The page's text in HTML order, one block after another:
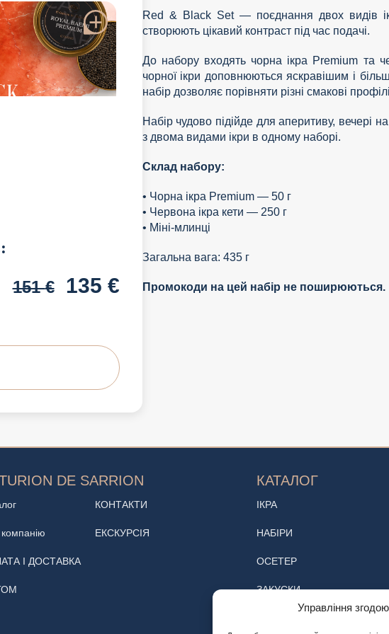
Управління
151€ 135 €
Red & Black Set — поєднання двох видів
створюють цікавий контраст під час подачі.
До набору входять чорна ікра Premium та
чорної ікри доповнюються яскравішим і
набір дозволяє порівняти різні смакові
Набір чудово підійде для аперитиву, вечері
з двома видами ікри в одному наборі.
Склад набору:
• Чорна ікра Premium — 50 г
• Червона ікра кети — 250 г
• Міні-млинці
Загальна вага: 435 г
Промокоди на цей набір не поширюються.
DE SARRION
І ДОСТАВКА
КОНТАКТИ
ЕКСКУРСІЯ
КАТАЛОГ
ІКРА
НАБІРИ
ОСЕТЕР
ЗАКУСКИ